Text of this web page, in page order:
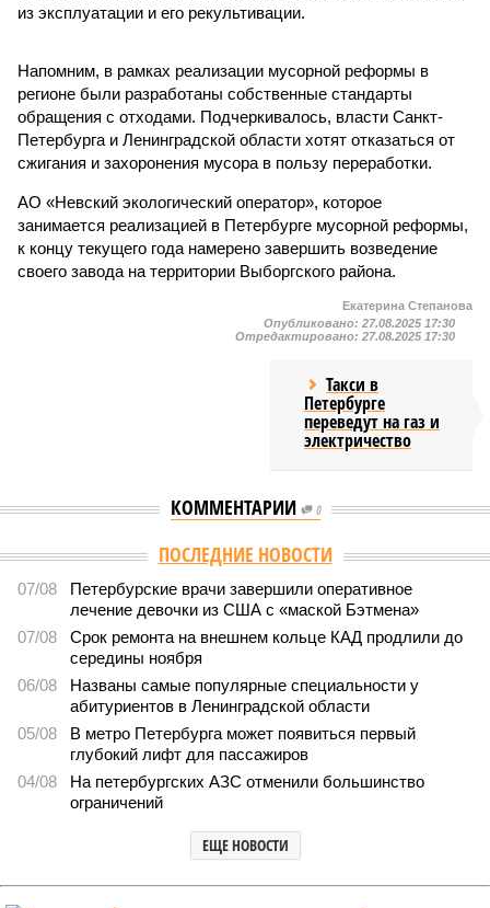
из эксплуатации и его рекультивации.
Напомним, в рамках реализации мусорной реформы в
регионе были разработаны собственные стандарты
обращения с отходами. Подчеркивалось, власти Санкт-
Петербурга и Ленинградской области хотят отказаться от
сжигания и захоронения мусора в пользу переработки.
АО «Невский экологический оператор», которое
занимается реализацией в Петербурге мусорной реформы,
к концу текущего года намерено завершить возведение
своего завода на территории Выборгского района.
Екатерина Степанова
Опубликовано: 27.08.2025 17:30
Отредактировано: 27.08.2025 17:30
Такси в
Петербурге
переведут на газ и
электричество
КОММЕНТАРИИ 0
ПОСЛЕДНИЕ НОВОСТИ
07/08
Петербурские врачи завершили оперативное
лечение девочки из США с «маской Бэтмена»
07/08
Срок ремонта на внешнем кольце КАД продлили до
середины ноября
06/08
Названы самые популярные специальности у
абитуриентов в Ленинградской области
05/08
В метро Петербурга может появиться первый
глубокий лифт для пассажиров
04/08
На петербургских АЗС отменили большинство
ограничений
ЕЩЕ НОВОСТИ